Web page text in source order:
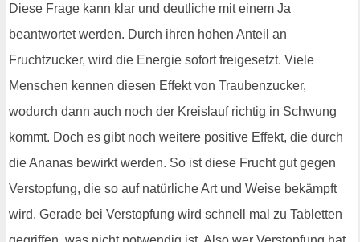
Diese Frage kann klar und deutliche mit einem Ja
beantwortet werden. Durch ihren hohen Anteil an
Fruchtzucker, wird die Energie sofort freigesetzt. Viele
Menschen kennen diesen Effekt von Traubenzucker,
wodurch dann auch noch der Kreislauf richtig in Schwung
kommt. Doch es gibt noch weitere positive Effekt, die durch
die Ananas bewirkt werden. So ist diese Frucht gut gegen
Verstopfung, die so auf natürliche Art und Weise bekämpft
wird. Gerade bei Verstopfung wird schnell mal zu Tabletten